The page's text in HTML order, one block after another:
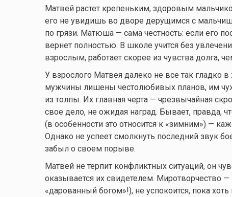
Матвей растет крепеньким, здоровым
его не увидишь во дворе дерущимся с
по грязи. Матюша — сама честность: если его
вернет полностью. В школе учится без
взрослым, работает скорее из чувства долга,
У взрослого Матвея далеко не все так гладко
мужчины лишены честолюбивых планов, им
из толпы. Их главная черта — чрезвычайная
свое дело, не ожидая наград. Бывает, правда,
(в особенности это относится к «зимним») —
Однако не успеет смолкнуть последний звук
забыл о своем порыве.
Матвей не терпит конфликтных ситуаций, он
оказывается их свидетелем. Миротворчество
«дарованный богом»!), не успокоится, пока